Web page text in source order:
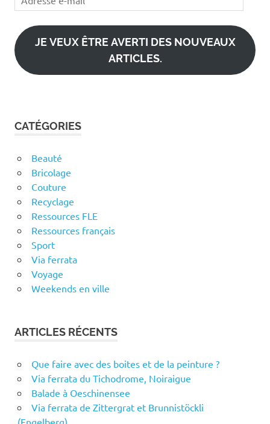
e-
mail
JE VEUX ÊTRE AVERTI DES NOUVEAUX
ARTICLES.
CATÉGORIES
Beauté
Bricolage
Couture
Recyclage
Ressources FLE
Ressources français
Sport
Via ferrata
Voyage
Weekends en ville
ARTICLES RÉCENTS
Que faire avec des boites et de la peinture ?
Via ferrata du Tichodrome, Noiraigue
Balade à Oeschinensee
Via ferrata de Zittergrat et Brunnistöckli
(Engelberg)